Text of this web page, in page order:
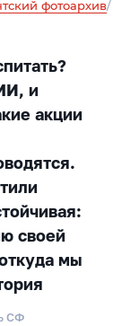
фотоархив/
и
акции
своей
мы
СФ